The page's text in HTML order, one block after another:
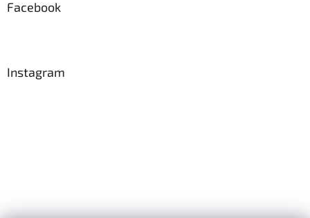
Facebook
Instagram